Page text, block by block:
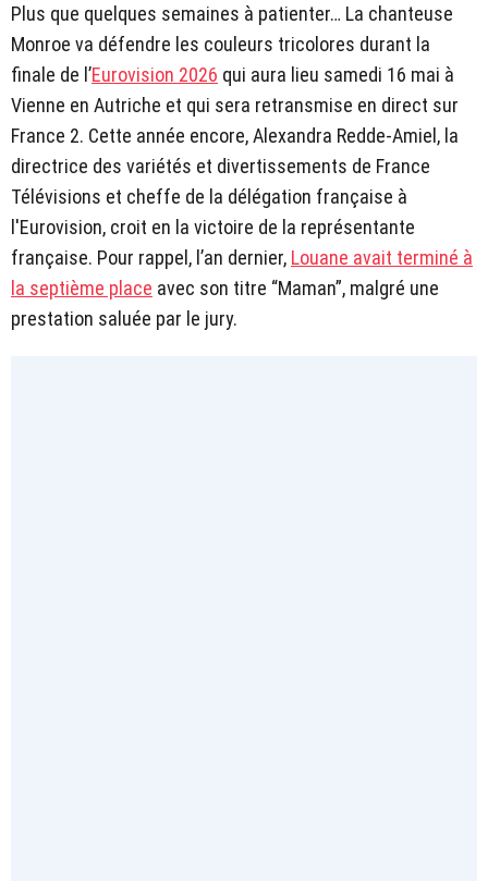
Plus que quelques semaines à patienter… La chanteuse
Monroe va défendre les couleurs tricolores durant la
finale de l’Eurovision 2026 qui aura lieu samedi 16 mai à
Vienne en Autriche et qui sera retransmise en direct sur
France 2. Cette année encore, Alexandra Redde-Amiel, la
directrice des variétés et divertissements de France
Télévisions et cheffe de la délégation française à
l'Eurovision, croit en la victoire de la représentante
française. Pour rappel, l’an dernier, Louane avait terminé à
la septième place avec son titre “Maman”, malgré une
prestation saluée par le jury.